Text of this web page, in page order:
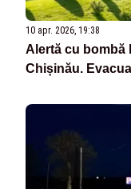
10 apr. 2026, 19:38
Alertă cu bombă
Chișinău.